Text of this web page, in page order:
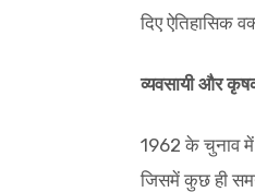
दिए ऐतिहासिक
व्यवसायी और
1962 के चुनाव में
जिसमें कुछ ही